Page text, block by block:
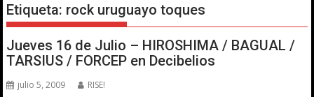
Etiqueta: rock uruguayo toques
Jueves 16 de Julio – HIROSHIMA / BAGUAL /
TARSIUS / FORCEP en Decibelios
julio 5, 2009 RISE!